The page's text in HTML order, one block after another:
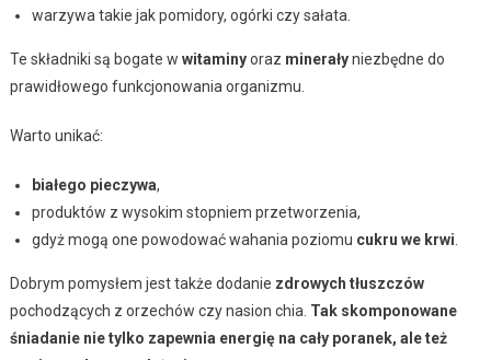
warzywa takie jak pomidory, ogórki czy sałata.
Te składniki są bogate w witaminyoraz minerałyniezbędne do
prawidłowego funkcjonowania organizmu.
Warto unikać:
białego pieczywa,
produktów z wysokim stopniem przetworzenia,
gdyż mogą one powodować wahania poziomu cukru we krwi
Dobrym pomysłem jest także dodanie zdrowych tłuszczów
pochodzących z orzechów czy nasion chia. Tak skomponowane
śniadanie nie tylko zapewnia energię na cały poranek, ale też